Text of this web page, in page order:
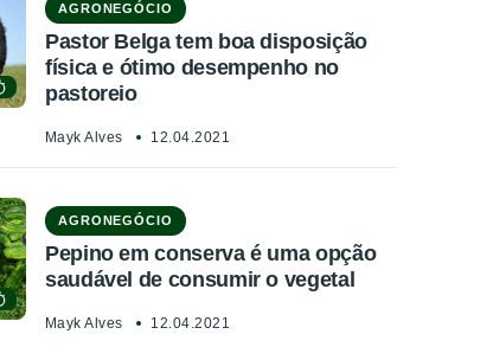
AGRONEGÓCIO
Pastor Belga tem boa disposição
física e ótimo desempenho no
pastoreio
Mayk Alves 12.04.2021
AGRONEGÓCIO
Pepino em conserva é uma opção
saudável de consumir o vegetal
Mayk Alves 12.04.2021